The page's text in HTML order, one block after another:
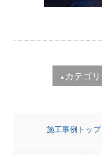
▲ カテゴ
施工事例トップ